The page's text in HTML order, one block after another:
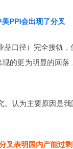
美PPI会出现了分叉
品口径）完全接轨，
的更为明显的回
。认为主要原因是
叉表明国内产能过剩